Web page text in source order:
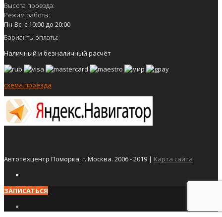
Высота проезда:
Режим работы:
Пн-Вс: с 10:00 до 20:00
Варианты оплаты:
Наличный и безналичный расчёт
схема проезда
Автотехцентр Поморка, г. Москва. 2006 - 2019 | Карта сайта
ЗАПИСАТЬСЯ